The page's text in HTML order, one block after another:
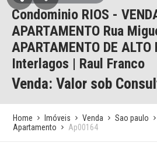
Condominio RIOS -
APARTAMENTO Rua
APARTAMENTO DE ALTO
Interlagos | Raul Franco
Venda: Valor sob
Home Imóveis Venda Sao paulo
Apartamento
Ap00164